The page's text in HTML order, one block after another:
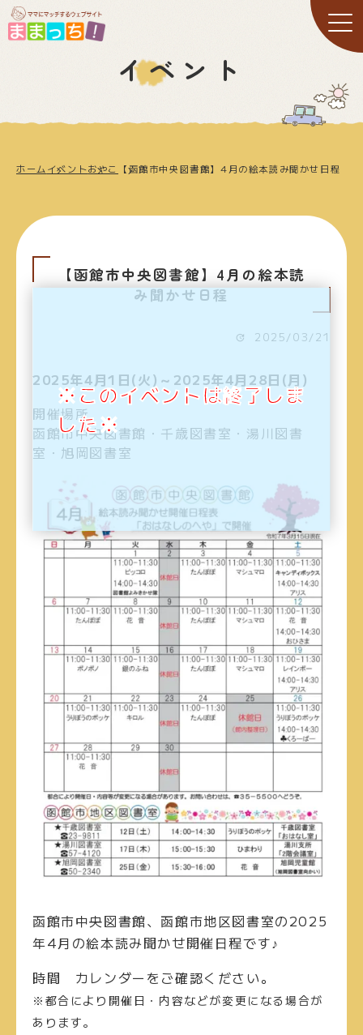
イベント
ホーム イベントおやこ 【函館市中央図書館】4月の絵本読み聞かせ日程
【函館市中央図書館】4月の絵本読
み聞かせ日程
2025/03/21
2025年4月1日(火)～2025年4月28日(月)
開催場所
函館市中央図書館・千歳図書室・湯川図書
室・旭岡図書室
函館市中央図書館、函館市地区図書室の2025
年4月の絵本読み聞かせ開催日程です♪
時間 カレンダーをご確認ください。
※都合により開催日・内容などが変更になる場合が
あります。
※このイベントは終了しま
した※